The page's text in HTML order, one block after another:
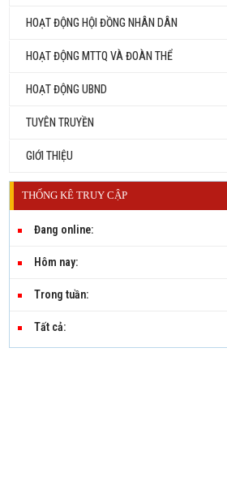
HOẠT ĐỘNG HỘI ĐỒNG NHÂN DÂN
HOẠT ĐỘNG MTTQ VÀ ĐOÀN THỂ
HOẠT ĐỘNG UBND
TUYÊN TRUYỀN
GIỚI THIỆU
THỐNG KÊ TRUY CẬP
Đang online:
Hôm nay:
Trong tuần:
Tất cả: